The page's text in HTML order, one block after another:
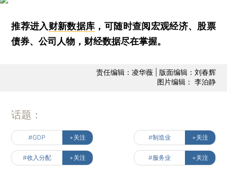
推荐进入财新数据库 ，可随时查阅宏观经济、股票
债券、公司人物，财经数据尽在掌握。
责任编辑：凌华薇 | 版面编辑：刘春辉
图片编辑： 李泊静
话题：
#GDP +关注 #制造业 +关注
#收入分配 +关注 #服务业 +关注